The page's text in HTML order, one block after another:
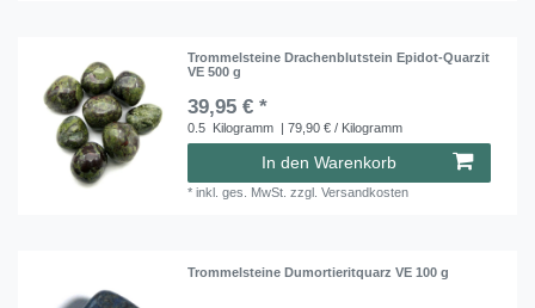
Trommelsteine Drachenblutstein Epidot-Quarzit
VE 500 g
39,95 € *
0.5 Kilogramm | 79,90 € / Kilogramm
In den Warenkorb
*inkl. ges. MwSt. zzgl.Versandkosten
Trommelsteine Dumortieritquarz VE 100 g